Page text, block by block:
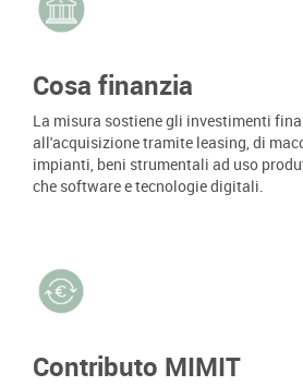
Cosa finanzia
La misura sostiene gli investimenti
all'acquisizione tramite leasing, di
impianti, beni strumentali ad uso
che software e tecnologie digitali.
Contributo MIMIT